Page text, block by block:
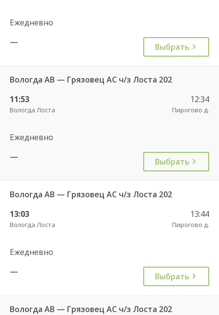
Ежедневно
—
Выбрать
Вологда АВ — Грязовец АС ч/з Лоста 202
11:53
Вологда Лоста
12:34
Пирогово д.
Ежедневно
—
Выбрать
Вологда АВ — Грязовец АС ч/з Лоста 202
13:03
Вологда Лоста
13:44
Пирогово д.
Ежедневно
—
Выбрать
Вологда АВ — Грязовец АС ч/з Лоста 202